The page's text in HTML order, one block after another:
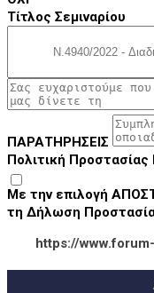
Τίτλος Σεμιναρίου
ΠΑΡΑΤΗΡΗΣΕΙΣ
Πολιτική
Με την επιλογή
τη Δήλωση
https://